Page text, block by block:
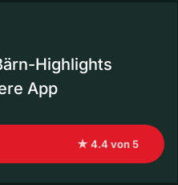
Highlights
App
★ 4.4 von 5